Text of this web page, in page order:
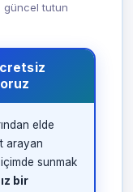
güncel tutun
elde
arayan
sunmak
bir